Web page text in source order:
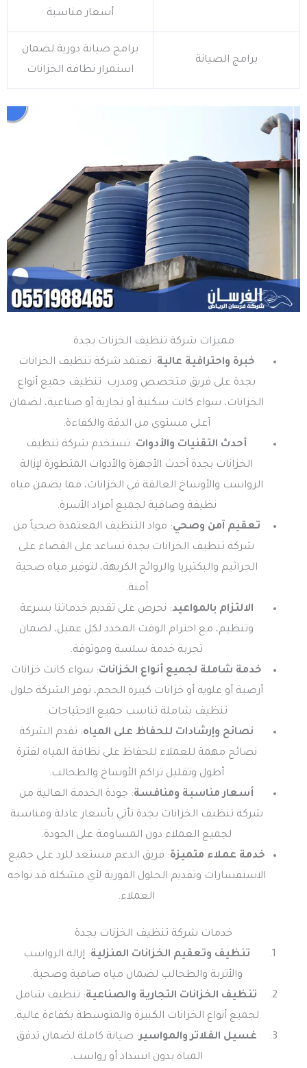
أسعار مناسبة
برامج الصيانة
برامج صيانة دورية لضمان
استمرار نظافة الخزانات
مميزات شركة تنظيف الخزنات بجدة
خبرة واحترافية عالية: تعتمد شركة تنظيف الخزانات
بجدة على فريق متخصص ومدرب تنظيف جميع أنواع
الخزانات، سواء كانت سكنية أو تجارية أو صناعية، لضمان
أعلى مستوى من الدقة والكفاءة.
أحدث التقنيات والأدوات: تستخدم شركة تنظيف
الخزانات بجدة أحدث الأجهزة والأدوات المتطورة لإزالة
الرواسب والأوساخ العالقة في الخزانات، مما يضمن مياه
نظيفة وصافية لجميع أفراد الأسرة.
تعقيم آمن وصحي: مواد التنظيف المعتمدة صحياً من
شركة تنظيف الخزانات بجدة تساعد على القضاء على
الجراثيم والبكتيريا والروائح الكريهة، لتوفير مياه صحية
آمنة.
الالتزام بالمواعيد: نحرص على تقديم خدماتنا بسرعة
وتنظيم، مع احترام الوقت المحدد لكل عميل، لضمان
تجربة خدمة سلسة وموثوقة.
خدمة شاملة لجميع أنواع الخزانات: سواء كانت خزانات
أرضية أو علوية أو خزانات كبيرة الحجم، توفر الشركة حلول
تنظيف شاملة تناسب جميع الاحتياجات.
نصائح وإرشادات للحفاظ على المياه: تقدم الشركة
نصائح مهمة للعملاء للحفاظ على نظافة المياه لفترة
أطول وتقليل تراكم الأوساخ والطحالب.
أسعار مناسبة ومنافسة: جودة الخدمة العالية من
شركة تنظيف الخزانات بجدة تأتي بأسعار عادلة ومناسبة
لجميع العملاء دون المساومة على الجودة.
خدمة عملاء متميزة: فريق الدعم مستعد للرد على جميع
الاستفسارات وتقديم الحلول الفورية لأي مشكلة قد تواجه
العملاء.
خدمات شركة تنظيف الخزنات بجدة
تنظيف وتعقيم الخزانات المنزلية: إزالة الرواسب
والأتربة والطحالب لضمان مياه صافية وصحية.
تنظيف الخزانات التجارية والصناعية: تنظيف شامل
لجميع أنواع الخزانات الكبيرة والمتوسطة بكفاءة عالية.
غسيل الفلاتر والمواسير: صيانة كاملة لضمان تدفق
المياه بدون انسداد أو رواسب.